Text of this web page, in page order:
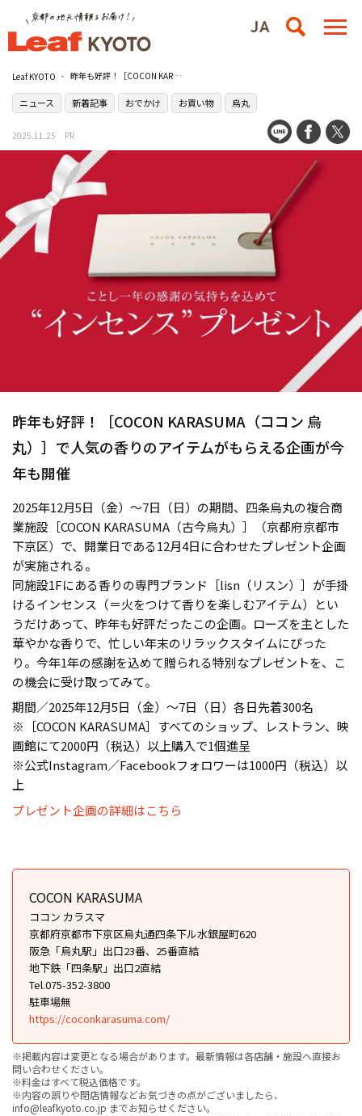
Leaf KYOTO 昨年も好評！［COCON KARASUMA（ココン 烏丸）］で人気の香りのアイテムがもらえる企画が今年も開催
ニュース 新着記事 おでかけ お買い物 烏丸
2025.11.25 PR
昨年も好評！［COCON KARASUMA（ココン 烏
丸）］で人気の香りのアイテムがもらえる企画が今
年も開催
2025年12月5日（金）～7日（日）の期間、四条烏丸の複合商
業施設［COCON KARASUMA（古今烏丸）］（京都府京都市
下京区）で、開業日である12月4日に合わせたプレゼント企画
が実施される。
同施設1Fにある香りの専門ブランド［lisn（リスン）］が手掛
けるインセンス（＝火をつけて香りを楽しむアイテム）とい
うだけあって、昨年も好評だったこの企画。ローズを主とした
華やかな香りで、忙しい年末のリラックスタイムにぴった
り。今年1年の感謝を込めて贈られる特別なプレゼントを、こ
の機会に受け取ってみて。
期間／2025年12月5日（金）～7日（日）各日先着300名
※［COCON KARASUMA］すべてのショップ、レストラン、映
画館にて2000円（税込）以上購入で1個進呈
※公式Instagram／Facebookフォロワーは1000円（税込）以
上
プレゼント企画の詳細はこちら
COCON KARASUMA
ココン カラスマ
京都府京都市下京区烏丸通四条下ル水銀屋町620
阪急「烏丸駅」出口23番、25番直結
地下鉄「四条駅」出口2直結
Tel.075-352-3800
駐車場無
https://coconkarasuma.com/
※掲載内容は変更となる場合があります。最新情報は各店舗・施設へ直接お
問い合わせください。
※料金はすべて税込価格です。
※内容の誤りや閉店情報などお気づきの点がございましたら、
info@leafkyoto.co.jp までお知らせください。